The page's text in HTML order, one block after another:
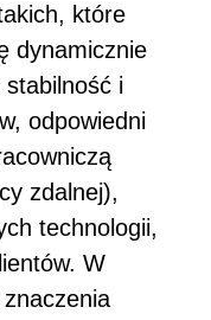
które
dynamicznie
i
odpowiedni
zdalnej),
technologii,
W